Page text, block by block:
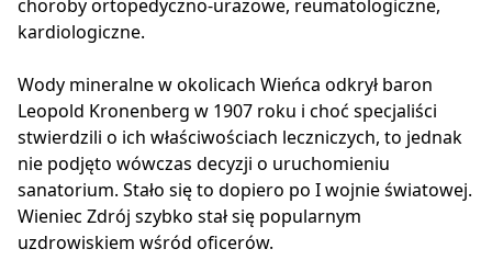
choroby ortopedyczno-urazowe, reumatologiczne,
kardiologiczne.
Wody mineralne w okolicach Wieńca odkrył baron
Leopold Kronenberg w 1907 roku i choć specjaliści
stwierdzili o ich właściwościach leczniczych, to jednak
nie podjęto wówczas decyzji o uruchomieniu
sanatorium. Stało się to dopiero po I wojnie światowej.
Wieniec Zdrój szybko stał się popularnym
uzdrowiskiem wśród oficerów.